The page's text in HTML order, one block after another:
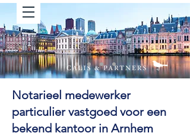
Notarieel medewerker
particulier vastgoed voor een
bekend kantoor in Arnhem